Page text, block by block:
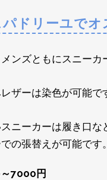
ドリーユでオ
ンズともにスニーカ
ザーは染色が可能で
ニーカーは履き口
の張替えが可能です。
7000円